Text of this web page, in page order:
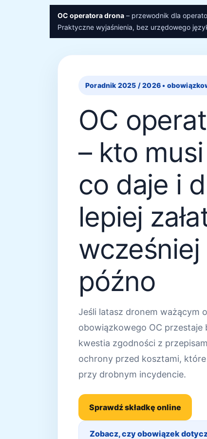
OC operatora drona – przewodnik dla
Praktyczne wyjaśnienia, bez urzędowego
Poradnik 2025 / 2026 •
OC
– kto
co daje i
lepiej
wcześniej
późno
Jeśli latasz dronem ważącym
obowiązkowego OC przestaje
kwestia zgodności z
ochrony przed kosztami,
przy drobnym incydencie.
Sprawdź składkę online
Zobacz, czy obowiązek